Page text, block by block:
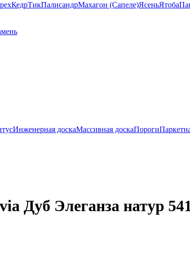
КедрТикПалисандрМахагон (Сапеле)ЯсеньЯтоба
Инженерная доскаМассивная доскаПороги
Дуб Элеганза натур